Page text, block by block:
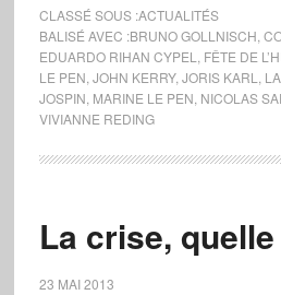
CLASSÉ SOUS :ACTUALITÉS
BALISÉ AVEC :BRUNO GOLLNISCH
EDUARDO RIHAN CYPEL
FÊTE DE
LE PEN JOHN KERRY, JORIS KARL
JOSPIN MARINE LE PEN NICOLAS
VIVIANNE REDING
La crise,
23 MAI 2013